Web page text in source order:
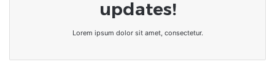
updates!
Lorem ipsum dolor sit amet, consectetur.